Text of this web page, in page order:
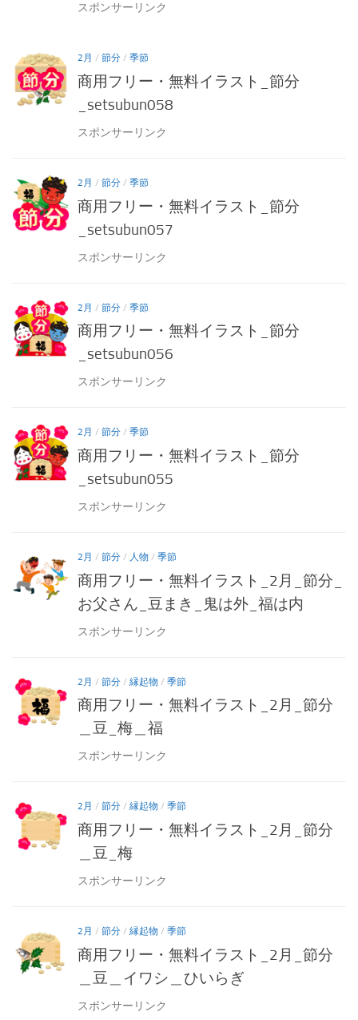
スポンサーリンク
2月 / 節分 / 季節
商用フリー・無料イラスト_節分
_setsubun058
スポンサーリンク
2月 / 節分 / 季節
商用フリー・無料イラスト_節分
_setsubun057
スポンサーリンク
2月 / 節分 / 季節
商用フリー・無料イラスト_節分
_setsubun056
スポンサーリンク
2月 / 節分 / 季節
商用フリー・無料イラスト_節分
_setsubun055
スポンサーリンク
2月 / 節分 / 人物 / 季節
商用フリー・無料イラスト_2月_節分_
お父さん_豆まき_鬼は外_福は内
スポンサーリンク
2月 / 節分 / 縁起物 / 季節
商用フリー・無料イラスト_2月_節分
＿豆_梅＿福
スポンサーリンク
2月 / 節分 / 縁起物 / 季節
商用フリー・無料イラスト_2月_節分
＿豆_梅
スポンサーリンク
2月 / 節分 / 縁起物 / 季節
商用フリー・無料イラスト_2月_節分
＿豆＿イワシ＿ひいらぎ
スポンサーリンク